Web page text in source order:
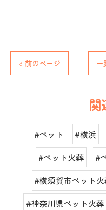
< 前のページ 一
関
#ペット #横浜
#ペット火葬
#
#横須賀市ペット
#神奈川県ペット火葬